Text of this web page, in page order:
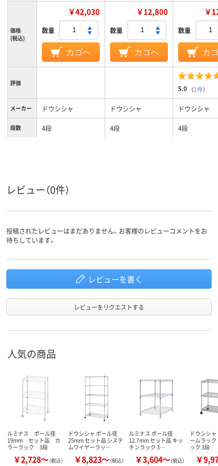
価格
(税込)
￥42,030
数量
カゴへ
￥12,800
数量
カゴへ
￥
数量
カ
評価
5.0 （1件）
メーカー ドウシシャ ドウシシャ ドウシシャ
段数 4段 4段 4段
レビュー（0件）
投稿されたレビューはまだありません。お客様のレビューコメントをお
待ちしています。
レビューを書く
レビューをリクエストする
人気の商品
ルミナス ポール径
19mm セット品 カ
ラーラック 3段
￥2,728～（税込）
ドウシシャ ポール径
25mm セット品 システ
ムワイヤーラッ…
￥8,823～（税込）
ルミナス ポール径
12.7mm セット品 キッ
チンラック 3…
￥3,604～（税込）
ドウシシ
ームラッ
ック 3段
￥